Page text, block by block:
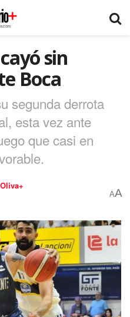
sin
Boca
segunda derrota
esta vez ante
que casi en
AA